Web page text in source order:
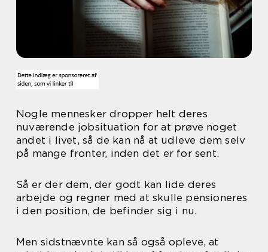
Nogle mennesker dropper helt deres
nuværende jobsituation for at prøve noget
andet i livet, så de kan nå at udleve dem selv
på mange fronter, inden det er for sent.
Så er der dem, der godt kan lide deres
arbejde og regner med at skulle pensioneres
i den position, de befinder sig i nu.
Men sidstnævnte kan så også opleve, at